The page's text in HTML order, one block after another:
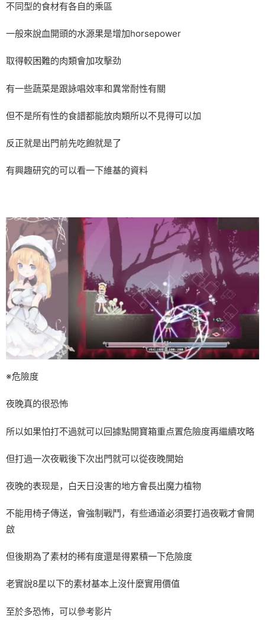
不同型的食材有各自的乘區
一般來說血開頭的水源果是增加horsepower
取得較困難的肉類會加攻擊劲
有一些蔬菜是跟詠唱效率和異常耐性有關
但不是所有性的食譜都能放肉類所以不見得可以加
反正就是出門前先吃飽就是了
有興趣研究的可以看一下維基的資料
※危險度
夜晚真的很恐怖
所以如果怕打不過就可以回據點開寶箱重点置危險度再繼續攻略
但打過一次夜戰後下次出門就可以從夜晚開始
夜晚的表现是，白天日没害的地方會長出魔力植物
不能用椅子傳送，會強制戰鬥，有些通道必須要打過夜戰才會開
啟
但後期為了素材的稀有度還是得累積一下危險度
老實說8星以下的素材基本上沒什麼實用價值
至於多恐怖，可以參考影片